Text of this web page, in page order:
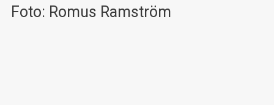
Foto: Romus Ramström